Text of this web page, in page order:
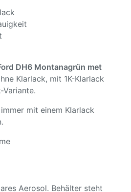
DH6 Montanagrün met
Klarlack, mit 1K-Klarlack
Variante.
mit einem Klarlack
Aerosol. Behälter steht